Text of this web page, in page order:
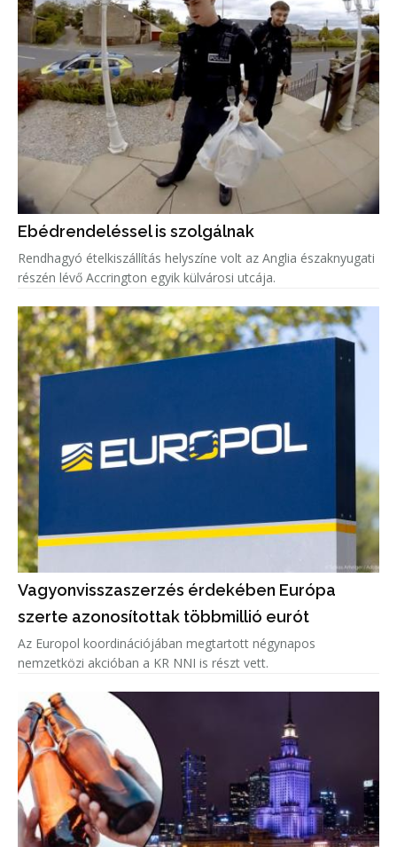
Ebédrendeléssel is szolgálnak
Rendhagyó ételkiszállítás helyszíne volt az Anglia északnyugati
részén lévő Accrington egyik külvárosi utcája.
Vagyonvisszaszerzés érdekében Európa
szerte azonosítottak többmillió eurót
Az Europol koordinációjában megtartott négynapos
nemzetközi akcióban a KR NNI is részt vett.